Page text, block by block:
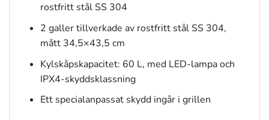
rostfritt stål SS 304
2 galler tillverkade av rostfritt stål SS 304,
mått 34,5×43,5 cm
Kylskåpskapacitet: 60 L, med LED-lampa och
IPX4-skyddsklassning
Ett specialanpassat skydd ingår i grillen